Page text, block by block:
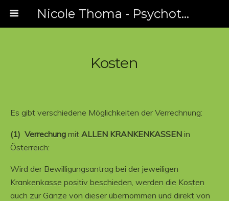
Nicole Thoma - Psychotherapeutische Praxis
Kosten
Es gibt verschiedene Möglichkeiten der Verrechnung:
(1) Verrechung mit ALLEN KRANKENKASSEN in
Österreich:
Wird der Bewilligungsantrag bei der jeweiligen
Krankenkasse positiv beschieden, werden die Kosten
auch zur Gänze von dieser übernommen und direkt von